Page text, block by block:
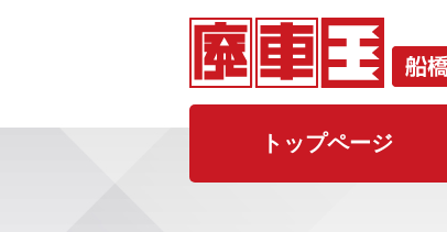
トップページ